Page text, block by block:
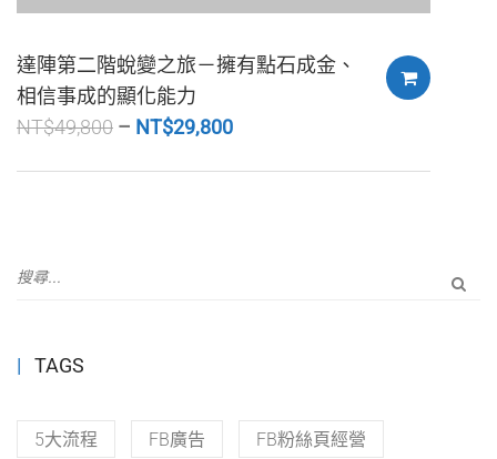
達陣第二階蛻變之旅－擁有點石成金、
相信事成的顯化能力
NT$49,800 NT$29,800
TAGS
5大流程 FB廣告 FB粉絲頁經營